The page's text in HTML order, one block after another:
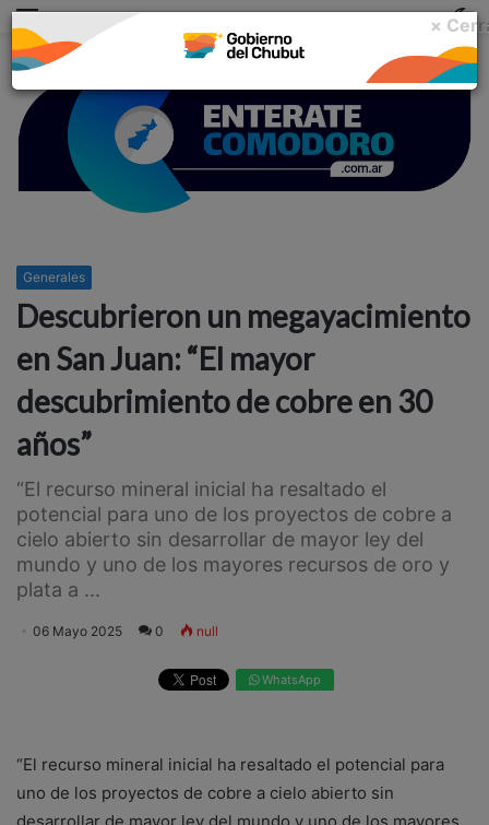
Menu
Generales
Descubrieron un megayacimiento
en San Juan: “El mayor
descubrimiento de cobre en 30
años”
“El recurso mineral inicial ha resaltado el
potencial para uno de los proyectos de cobre a
cielo abierto sin desarrollar de mayor ley del
mundo y uno de los mayores recursos de oro y
plata a ...
06 Mayo 2025 0 null
WhatsApp
“El recurso mineral inicial ha resaltado el potencial para
uno de los proyectos de cobre a cielo abierto sin
×